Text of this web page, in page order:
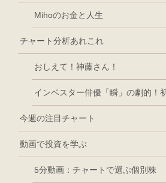
Mihoのお金と人生
チャート分析あれこれ
おしえて！神藤さん！
インベスター俳優「瞬」の劇的！
今週の注目チャート
動画で投資を学ぶ
5分動画：チャートで選ぶ個別株